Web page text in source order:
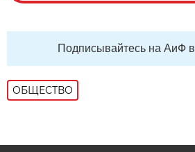
Подписывайтесь на АиФ в
ОБЩЕСТВО